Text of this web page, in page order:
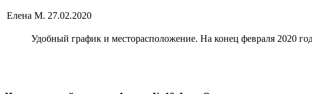
Елена М. 27.02.2020
Удобный график и месторасположение. На конец февраля 2020